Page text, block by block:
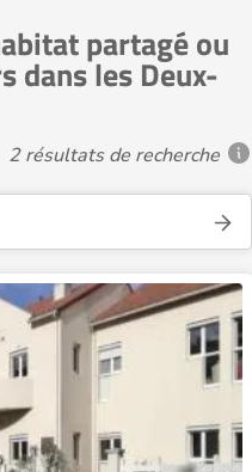
partagé ou
dans les Deux-
2 résultats de recherche